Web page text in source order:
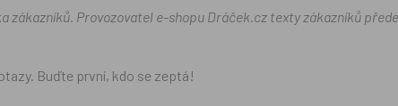
Provozovatel e-shopu Dráček.cz texty zákazníků
Buďte první, kdo se zeptá!